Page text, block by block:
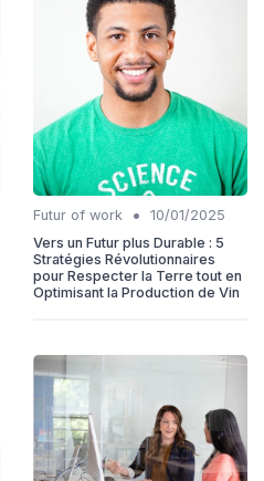
Futur of work •
10/01/2025
Vers un Futur plus Durable : 5
Stratégies Révolutionnaires
pour Respecter la Terre tout en
Optimisant la Production de Vin